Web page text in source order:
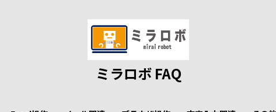
ミラロボ FAQ